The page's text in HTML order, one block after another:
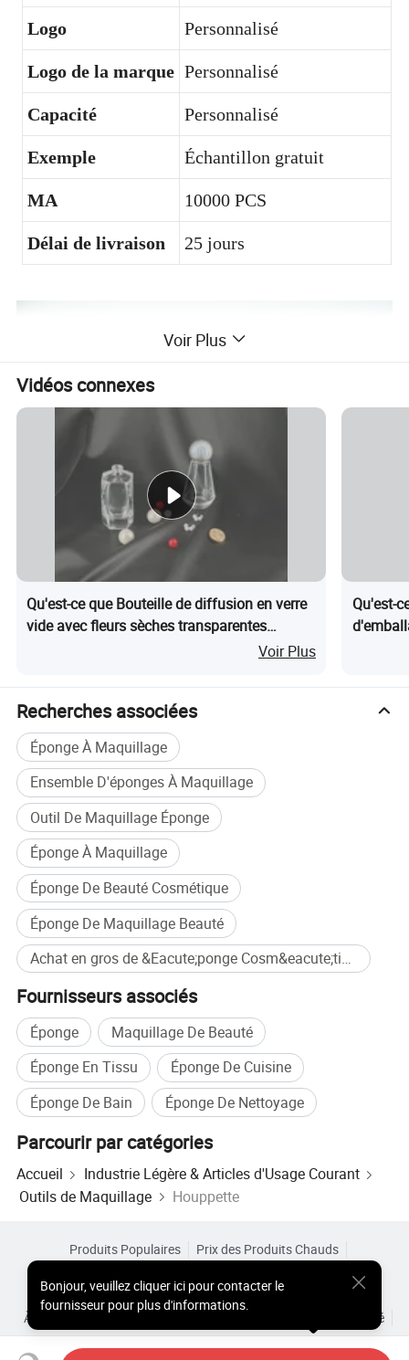
Logo Personnalisé
Logo de la marque Personnalisé
Capacité Personnalisé
Exemple Échantillon gratuit
MA 10000 PCS
Délai de livraison 25 jours
Le matériau ultra-doux de la poudre de poudre de
bouffée offre une expérience douce de l'application
la fondation pour s'adapter uniformément et créer
un effet de maquillage naturel
Voir Plus
Vidéos connexes
Qu'est-ce que Bouteille de diffusion en verre
vide avec fleurs sèches transparentes
Voir Plus
Qu'est-
Recherches associées
Éponge À Maquillage
Ensemble D'éponges À Maquillage
Outil De Maquillage Éponge
Éponge À Maquillage
Éponge De Beauté Cosmétique
Éponge De Maquillage Beauté
Achat en gros de &Eacute;ponge Cosm&eacute;tique
Fournisseurs associés
Éponge
Maquillage De Beauté
Éponge En Tissu
Éponge De Cuisine
Éponge De Bain
Éponge De Nettoyage
Parcourir par catégories
Accueil
Industrie Légère & Articles d'Usage Courant
Outils de Maquillage
Houppette
Bonjour,veuillez cliquer ici pour contacter le
fournisseur pour plus d'informations.
Produits Populaires
Prix des Produits Chauds
Site PC
Aperçus
À Propos de
Accord d’Utilisateur
Politique de Confidentialité
Contact